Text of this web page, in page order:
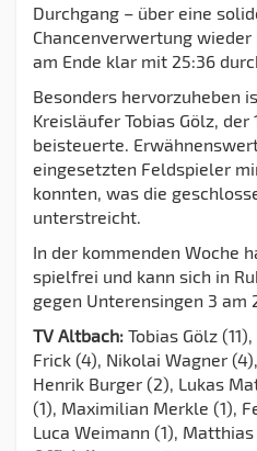
Durchgang – über eine
Chancenverwertung
am Ende klar mit 25:36
Besonders hervorzuheben
Kreisläufer Tobias Gölz, der
beisteuerte.
eingesetzten Feldspieler
konnten, was die
unterstreicht.
In der kommenden Woche
spielfrei und kann sich in
gegen Unterensingen 3 am
TV Altbach: Tobias Gölz
Frick (4), Nikolai Wagner
Henrik Burger (2), Lukas
(1), Maximilian Merkle (1),
Luca Weimann (1),